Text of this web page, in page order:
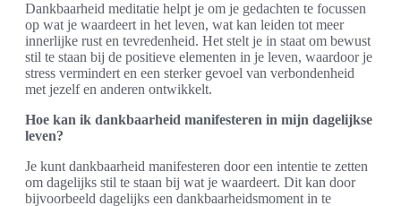
Dankbaarheid meditatie helpt je om je gedachten te focussen
op wat je waardeert in het leven, wat kan leiden tot meer
innerlijke rust en tevredenheid. Het stelt je in staat om bewust
stil te staan bij de positieve elementen in je leven, waardoor je
stress vermindert en een sterker gevoel van verbondenheid
met jezelf en anderen ontwikkelt.
Hoe kan ik dankbaarheid manifesteren in mijn dagelijkse
leven?
Je kunt dankbaarheid manifesteren door een intentie te zetten
om dagelijks stil te staan bij wat je waardeert. Dit kan door
bijvoorbeeld dagelijks een dankbaarheidsmoment in te